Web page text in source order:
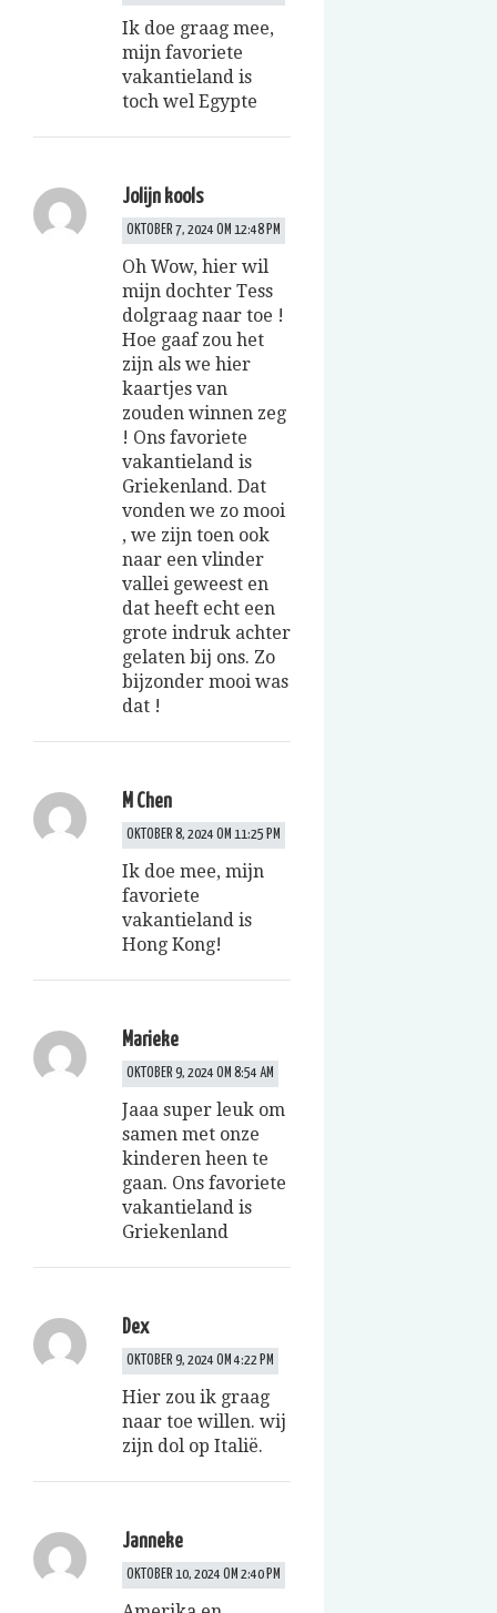
Ik doe graag mee,
mijn favoriete
vakantieland is
toch wel Egypte
Jolijn kools
OKTOBER 7, 2024 OM 12:48 PM
Oh Wow, hier wil
mijn dochter Tess
dolgraag naar toe !
Hoe gaaf zou het
zijn als we hier
kaartjes van
zouden winnen zeg
! Ons favoriete
vakantieland is
Griekenland. Dat
vonden we zo mooi
, we zijn toen ook
naar een vlinder
vallei geweest en
dat heeft echt een
grote indruk achter
gelaten bij ons. Zo
bijzonder mooi was
dat !
M Chen
OKTOBER 8, 2024 OM 11:25 PM
Ik doe mee, mijn
favoriete
vakantieland is
Hong Kong!
Marieke
OKTOBER 9, 2024 OM 8:54 AM
Jaaa super leuk om
samen met onze
kinderen heen te
gaan. Ons favoriete
vakantieland is
Griekenland
Dex
OKTOBER 9, 2024 OM 4:22 PM
Hier zou ik graag
naar toe willen. wij
zijn dol op Italië.
Janneke
OKTOBER 10, 2024 OM 2:40 PM